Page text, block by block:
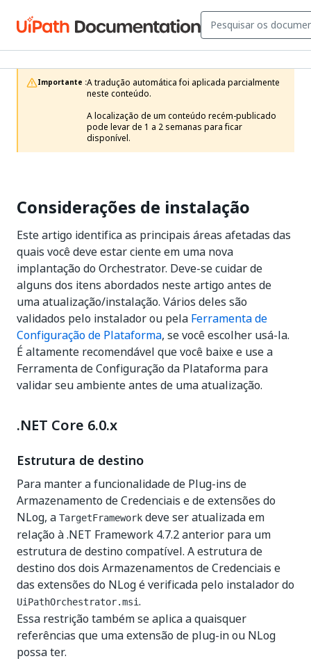
Importante :A tradução automática foi aplicada parcialmente
neste conteúdo.
A localização de um conteúdo recém-publicado
pode levar de 1 a 2 semanas para ficar
disponível.
Considerações de instalação
Este artigo identifica as principais áreas afetadas das
quais você deve estar ciente em uma nova
implantação do Orchestrator. Deve-se cuidar de
alguns dos itens abordados neste artigo antes de
uma atualização/instalação. Vários deles são
validados pelo instalador ou pela Ferramenta de
Configuração de Plataforma, se você escolher usá-la.
É altamente recomendável que você baixe e use a
Ferramenta de Configuração da Plataforma para
validar seu ambiente antes de uma atualização.
.NET Core 6.0.x
Estrutura de destino
Para manter a funcionalidade de Plug-ins de
Armazenamento de Credenciais e de extensões do
NLog, a TargetFramework deve ser atualizada em
relação à .NET Framework 4.7.2 anterior para um
estrutura de destino compatível. A estrutura de
destino dos dois Armazenamentos de Credenciais e
das extensões do NLog é verificada pelo instalador do
UiPathOrchestrator.msi.
Essa restrição também se aplica a quaisquer
referências que uma extensão de plug-in ou NLog
possa ter.